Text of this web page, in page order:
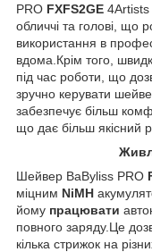
PRO FXFS2GE 4Artists
обличчі та голові, що
використання в
вдома.Крім того,
під час роботи, що
зручно керувати
забезпечує більш
що дає більш якісний
Шейвер BaByliss PRO
міцним NiMH
йому працювати
повного заряду.Це
кілька стрижок на